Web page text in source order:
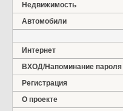
Недвижимость
Автомобили
Интернет
ВХОД/Напоминание пароля
Регистрация
О проекте